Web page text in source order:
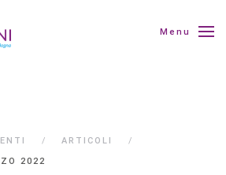
Menu
ARTICOLI
2022